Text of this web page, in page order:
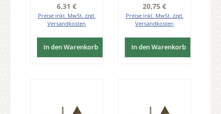
Regulärer Preis:
6,31 €
Preise inkl. MwSt. zzgl.
Versandkosten
In den Warenkorb
Regulärer Preis:
20,75 €
Preise inkl. MwSt. zzgl.
Versandkosten
In den Warenkorb